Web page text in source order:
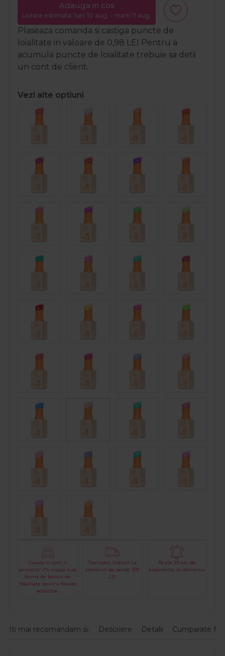
Adauga in cos
Livrare estimata: luni 10 aug. - marți 11 aug.
Plaseaza comanda si castiga puncte de
loialitate in valoare de 0,98 LEI Pentru a
acumula puncte de loialitate trebuie sa detii
un cont de client.
Vezi alte optiuni
Creaza-ti cont si
primesti 2% inapoi sub
forma de bonus de
fidelitate pentru fiecare
achizitie.
Transport Gratuit La
comenzi de peste 399
LEI
Peste 29 ani de
experienta in domeniu
Iti mai recomandam si: Descriere Detalii Cumparate